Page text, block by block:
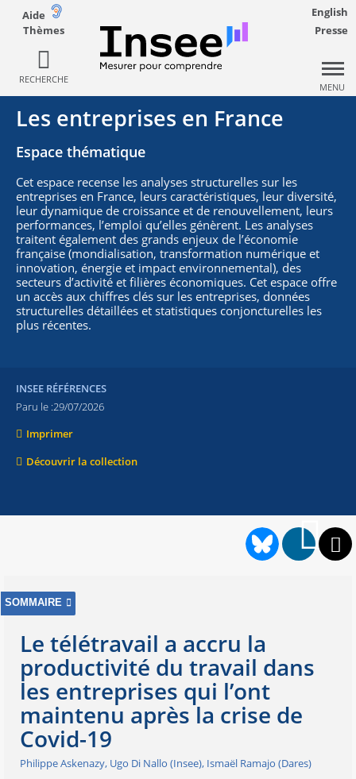
Aide
Thèmes
RECHERCHE
English
Presse
MENU
Les entreprises en France
Espace thématique
Cet espace recense les analyses structurelles sur les
entreprises en France, leurs caractéristiques, leur diversité,
leur dynamique de croissance et de renouvellement, leurs
performances, l’emploi qu’elles génèrent. Les analyses
traitent également des grands enjeux de l’économie
française (mondialisation, transformation numérique et
innovation, énergie et impact environnemental), des
secteurs d’activité et filières économiques. Cet espace offre
un accès aux chiffres clés sur les entreprises, données
structurelles détaillées et statistiques conjoncturelles les
plus récentes.
INSEE RÉFÉRENCES
Paru le :29/07/2026
Imprimer
Découvrir la collection
SOMMAIRE
Le télétravail a accru la
productivité du travail dans
les entreprises qui l’ont
maintenu après la crise de
Covid-19
Philippe Askenazy, Ugo Di Nallo (Insee), Ismaël Ramajo (Dares)